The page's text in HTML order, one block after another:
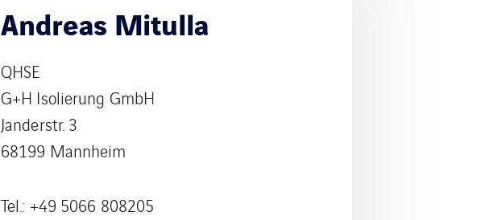
Andreas Mitulla
QHSE
G+H Isolierung GmbH
Janderstr. 3
68199 Mannheim
Tel.: +49 5066 808205